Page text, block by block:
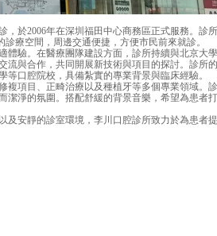
，於2006年在深圳福田中心商務區正式服務。診
療空間，周邊交通便捷，方便市民前來就診。
驗。在醫療團隊建設方面，診所持續與北京大
流與合作，共同開展新技術與項目的探討。診所
口腔院校，具備紮實的專業背景與臨床經驗。
項目、正畸治療以及種植牙等多個專業領域。
潔淨的氛圍。搭配舒緩的背景音樂，希望為患者
安靜的診室環境，李川口腔診所致力於為患者